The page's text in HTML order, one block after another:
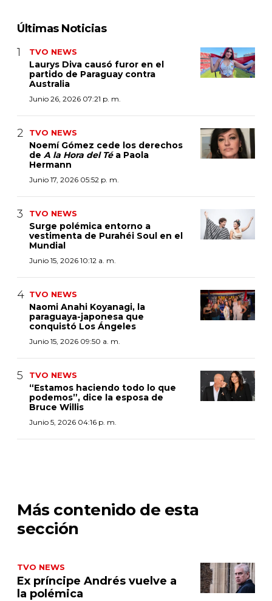
Últimas Noticias
TVO NEWS
Laurys Diva causó furor en el
partido de Paraguay contra
Australia
Junio 26, 2026 07:21 p. m.
TVO NEWS
Noemí Gómez cede los derechos
de A la Hora del Té a Paola
Hermann
Junio 17, 2026 05:52 p. m.
TVO NEWS
Surge polémica entorno a
vestimenta de Purahéi Soul en el
Mundial
Junio 15, 2026 10:12 a. m.
TVO NEWS
Naomi Anahi Koyanagi, la
paraguaya-japonesa que
conquistó Los Ángeles
Junio 15, 2026 09:50 a. m.
TVO NEWS
“Estamos haciendo todo lo que
podemos”, dice la esposa de
Bruce Willis
Junio 5, 2026 04:16 p. m.
Más contenido de esta
sección
TVO NEWS
Ex príncipe Andrés vuelve a
la polémica